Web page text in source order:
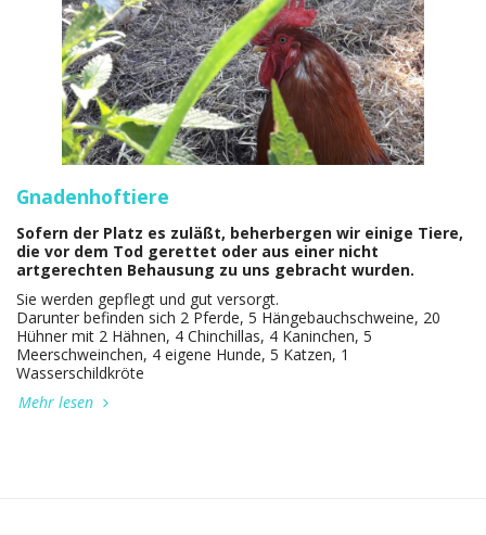
Gnadenhoftiere
Sofern der Platz es zuläßt, beherbergen wir einige Tiere,
die vor dem Tod gerettet oder aus einer nicht
artgerechten Behausung zu uns gebracht wurden.
Sie werden gepflegt und gut versorgt.
Darunter befinden sich 2 Pferde, 5 Hängebauchschweine, 20
Hühner mit 2 Hähnen, 4 Chinchillas, 4 Kaninchen, 5
Meerschweinchen, 4 eigene Hunde, 5 Katzen, 1
Wasserschildkröte
Mehr lesen